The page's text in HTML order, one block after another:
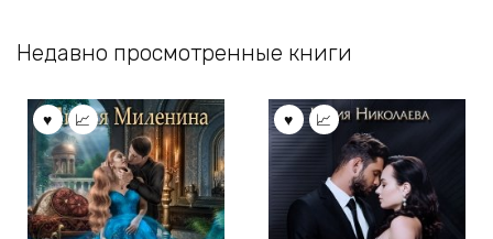
Недавно просмотренные книги